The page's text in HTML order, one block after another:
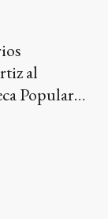
al
Popular